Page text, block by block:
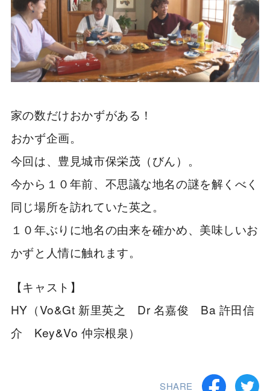
家の数だけおかずがある！
おかず企画。
今回は、豊見城市保栄茂（びん）。
今から１０年前、不思議な地名の謎を解くべく
同じ場所を訪れていた英之。
１０年ぶりに地名の由来を確かめ、美味しいお
かずと人情に触れます。
【キャスト】
HY（Vo&Gt 新里英之 Dr 名嘉俊 Ba 許田信
介 Key&Vo 仲宗根泉）
SHARE